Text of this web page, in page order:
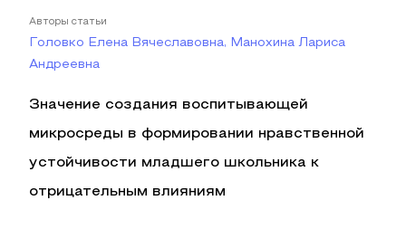
Авторы статьи
Головко Елена Вячеславовна, Манохина Лариса
Андреевна
Значение создания воспитывающей
микросреды в формировании нравственной
устойчивости младшего школьника к
отрицательным влияниям